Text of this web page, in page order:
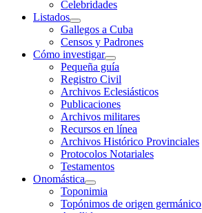
Celebridades
Listados
Gallegos a Cuba
Censos y Padrones
Cómo investigar
Pequeña guía
Registro Civil
Archivos Eclesiásticos
Publicaciones
Archivos militares
Recursos en línea
Archivos Histórico Provinciales
Protocolos Notariales
Testamentos
Onomástica
Toponimia
Topónimos de origen germánico